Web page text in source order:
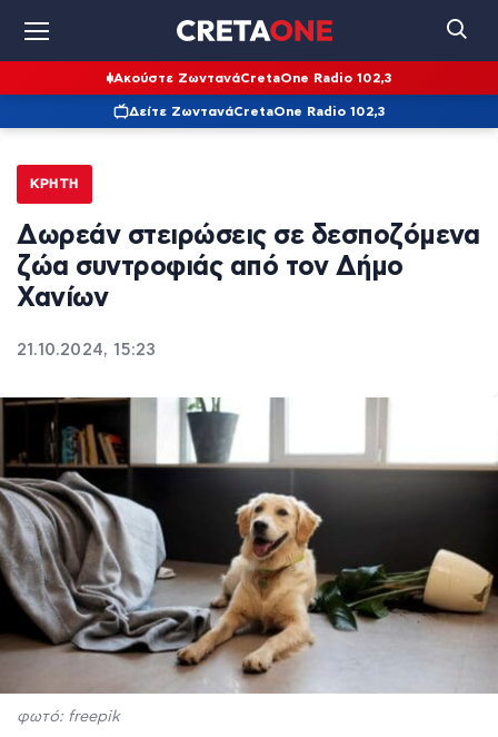
Ακούστε ΖωντανάCretaOne Radio 102,3
Δείτε ΖωντανάCretaOne Radio 102,3
ΚΡΉΤΗ
Δωρεάν στειρώσεις σε δεσποζόμενα
ζώα συντροφιάς από τον Δήμο
Χανίων
21.10.2024, 15:23
φωτό: freepik